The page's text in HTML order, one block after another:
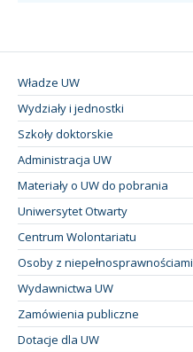
Władze UW
Wydziały i jednostki
Szkoły doktorskie
Administracja UW
Materiały o UW do pobrania
Uniwersytet Otwarty
Centrum Wolontariatu
Osoby z niepełnosprawnościami
Wydawnictwa UW
Zamówienia publiczne
Dotacje dla UW